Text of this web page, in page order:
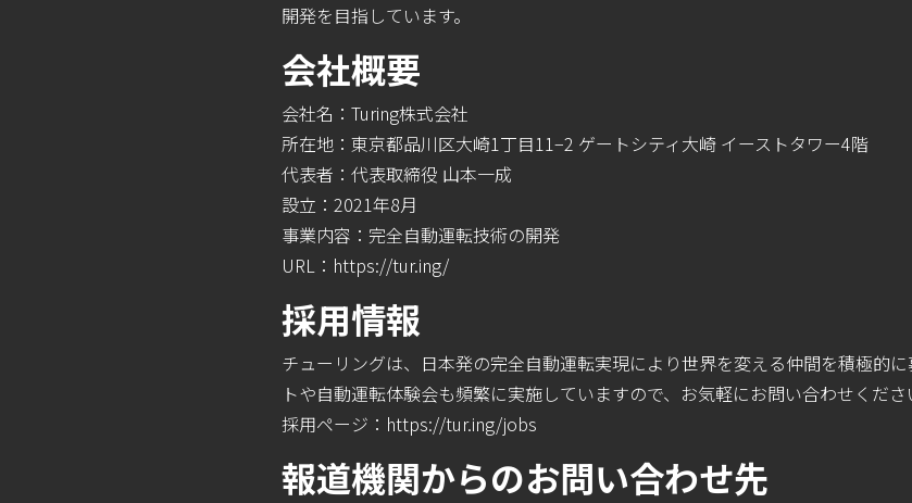
開発を目指しています。
会社概要
会社名：Turing株式会社
所在地：東京都品川区大崎1丁目11−2 ゲートシティ大崎 イーストタワー4階
代表者：代表取締役 山本一成
設立：2021年8月
事業内容：完全自動運転技術の開発
URL： https://tur.ing/
採⽤情報
チューリングは、日本発の完全自動運転実現により世界を変える仲間を積極的
トや自動運転体験会も頻繁に実施していますので、お気軽にお問い合わせくださ
採⽤ページ： https://tur.ing/jobs
報道機関からのお問い合わせ先